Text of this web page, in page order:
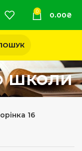
0 0.00₴
школи
16